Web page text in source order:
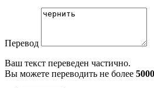
Перевод
Ваш текст переведен частично.
Вы можете переводить не более 5000